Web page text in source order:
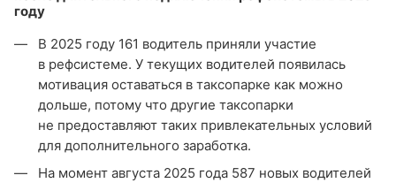
году
В 2025 году 161 водитель приняли участие
в рефсистеме. У текущих водителей появилась
мотивация оставаться в таксопарке как можно
дольше, потому что другие таксопарки
не предоставляют таких привлекательных условий
для дополнительного заработка.
На момент августа 2025 года 587 новых водителей